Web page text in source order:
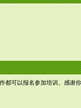
都可以报名参加培训。感谢